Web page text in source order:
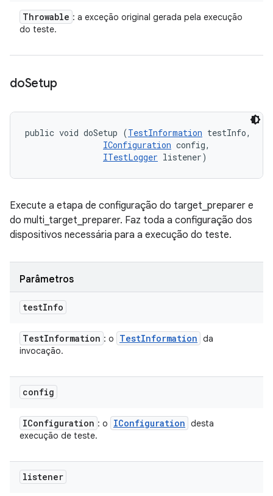
Throwable : a exceção original gerada pela execução
do teste.
doSetup
public void doSetup (TestInformation testInfo,
IConfiguration config,
ITestLogger listener)
Execute a etapa de configuração do target_preparer e
do multi_target_preparer. Faz toda a configuração dos
dispositivos necessária para a execução do teste.
Parâmetros
testInfo
TestInformation : o TestInformation da
invocação.
config
IConfiguration : o IConfiguration desta
execução de teste.
listener